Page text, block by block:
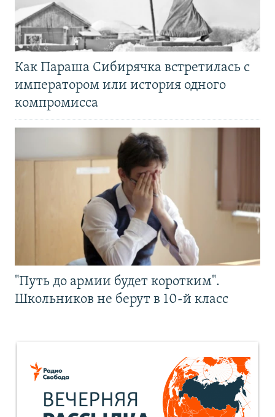
Как Параша Сибирячка встретилась с
императором или история одного
компромисса
"Путь до армии будет коротким".
Школьников не берут в 10-й класс